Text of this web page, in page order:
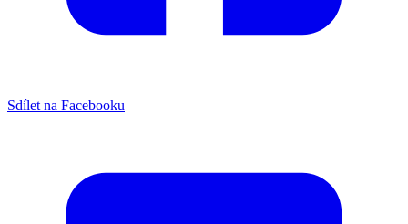
Sdílet na Facebooku